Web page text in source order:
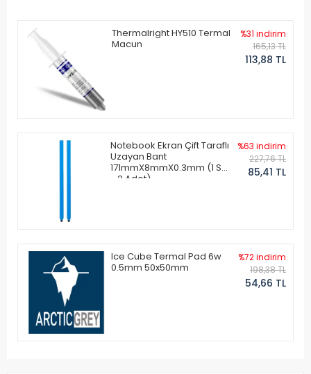
Thermalright HY510 Termal
Macun
%31 indirim
165,13 TL
113,88 TL
Notebook Ekran Çift Taraflı
Uzayan Bant
171mmX8mmX0.3mm (1 Set
- 2 Adet)
%63 indirim
227,76 TL
85,41 TL
Ice Cube Termal Pad 6w
0.5mm 50x50mm
%72 indirim
198,38 TL
54,66 TL